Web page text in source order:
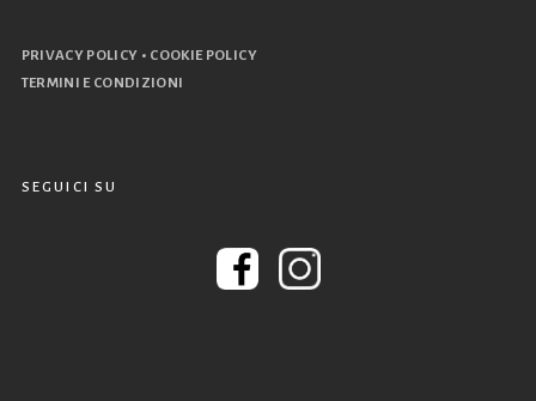
PRIVACY POLICY • COOKIE POLICY
TERMINI E CONDIZIONI
SEGUICI SU